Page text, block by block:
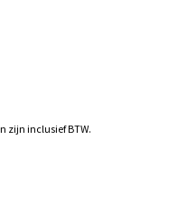
zijn inclusief BTW.